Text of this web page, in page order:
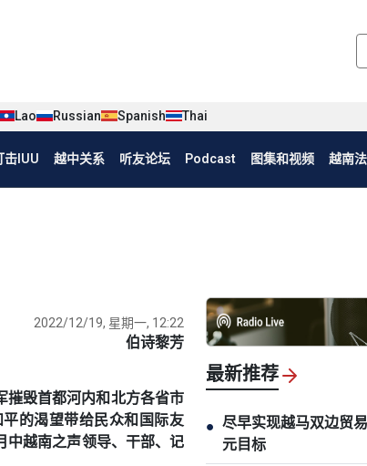
Lao Russian Spanish Thai
击IUU 越中关系 听友论坛 Podcast 图集和视频 越南
2022/12/19, 星期一, 12:22
伯诗黎芳
摧毁首都河内和北方各省市
的渴望带给民众和国际友
中越南之声领导、干部、记
最新推荐
● 尽早实现越马双边贸
元目标